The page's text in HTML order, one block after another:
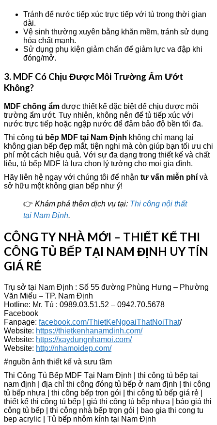
Tránh để nước tiếp xúc trực tiếp với tủ trong thời gian
dài.
Vệ sinh thường xuyên bằng khăn mềm, tránh sử dụng
hóa chất mạnh.
Sử dụng phụ kiện giảm chấn để giảm lực va đập khi
đóng/mở.
3. MDF Có Chịu Được Môi Trường Ẩm Ướt
Không?
MDF chống ẩm được thiết kế đặc biệt để chịu được môi
trường ẩm ướt. Tuy nhiên, không nên để tủ tiếp xúc với
nước trực tiếp hoặc ngập nước để đảm bảo độ bền tối đa.
Thi công tủ bếp MDF tại Nam Định không chỉ mang lại
không gian bếp đẹp mắt, tiện nghi mà còn giúp bạn tối ưu chi
phí một cách hiệu quả. Với sự đa dạng trong thiết kế và chất
liệu, tủ bếp MDF là lựa chọn lý tưởng cho mọi gia đình.
Hãy liên hệ ngay với chúng tôi để nhận tư vấn miễn phí và
sở hữu một không gian bếp như ý!
👉 Khám phá thêm dịch vụ tại: Thi công nội thất
tại Nam Định.
CÔNG TY NHÀ MỚI – THIẾT KẾ THI
CÔNG TỦ BẾP TẠI NAM ĐỊNH UY TÍN
GIÁ RẺ
Trụ sở tại Nam Định : Số 55 đường Phùng Hưng – Phường
Văn Miếu – TP. Nam Định
Hotline: Mr. Tú : 0989.03.51.52 – 0942.70.5678
Facebook
Fanpage: facebook.com/ThietKeNgoaiThatNoiThat/
Website: https://thietkenhanamdinh.com/
Website: https://xaydungnhamoi.com/
Website: http://nhamoidep.com/
#nguồn ảnh thiết kế và sưu tầm
Thi Công Tủ Bếp MDF Tại Nam Định | thi công tủ bếp tại
nam định | địa chỉ thi công đóng tủ bếp ở nam định | thi công
tủ bếp nhựa | thi công bếp trọn gói | thi công tủ bếp giá rẻ |
thiết kế thi công tủ bếp | giá thi công tủ bếp nhựa | báo giá thi
công tủ bếp | thi công nhà bếp trọn gói | bao gia thi cong tu
bep acrylic | Tủ bếp nhôm kính tại Nam Định